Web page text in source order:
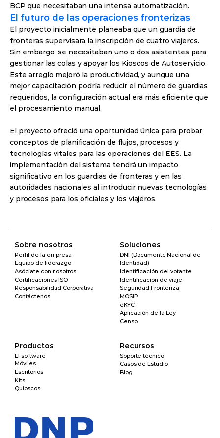
BCP que necesitaban una intensa automatización.
El futuro de las operaciones fronterizas
El proyecto inicialmente planeaba que un guardia de
fronteras supervisara la inscripción de cuatro viajeros.
Sin embargo, se necesitaban uno o dos asistentes para
gestionar las colas y apoyar los Kioscos de Autoservicio.
Este arreglo mejoró la productividad, y aunque una
mejor capacitación podría reducir el número de guardias
requeridos, la configuración actual era más eficiente que
el procesamiento manual.
El proyecto ofreció una oportunidad única para probar
conceptos de planificación de flujos, procesos y
tecnologías vitales para las operaciones del EES. La
implementación del sistema tendrá un impacto
significativo en los guardias de fronteras y en las
autoridades nacionales al introducir nuevas tecnologías
y procesos para los oficiales y los viajeros.
Soluciones
DNI (Documento Nacional de
Identidad)
Identificación del votante
Identificación de viaje
Seguridad Fronteriza
MOSIP
eKYC
Aplicación de la Ley
Censo
Productos
El software
Móviles
Escritorios
Kits
Quioscos
Recursos
Soporte técnico
Casos de Estudio
Blog
Sobre nosotros
Perfil de la empresa
Equipo de liderazgo
Asóciate con nosotros
Certificaciones ISO
Responsabilidad Corporativa
Contáctenos